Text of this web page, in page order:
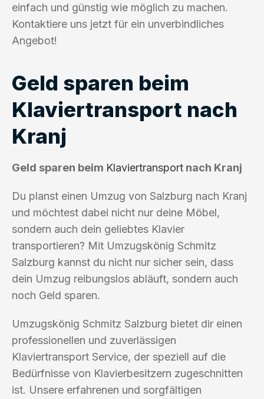
einfach und günstig wie möglich zu machen.
Kontaktiere uns jetzt für ein unverbindliches
Angebot!
Geld sparen beim
Klaviertransport nach
Kranj
Geld sparen beim Klaviertransport nach Kranj
Du planst einen Umzug von Salzburg nach Kranj
und möchtest dabei nicht nur deine Möbel,
sondern auch dein geliebtes Klavier
transportieren? Mit Umzugskönig Schmitz
Salzburg kannst du nicht nur sicher sein, dass
dein Umzug reibungslos abläuft, sondern auch
noch Geld sparen.
Umzugskönig Schmitz Salzburg bietet dir einen
professionellen und zuverlässigen
Klaviertransport Service, der speziell auf die
Bedürfnisse von Klavierbesitzern zugeschnitten
ist. Unsere erfahrenen und sorgfältigen